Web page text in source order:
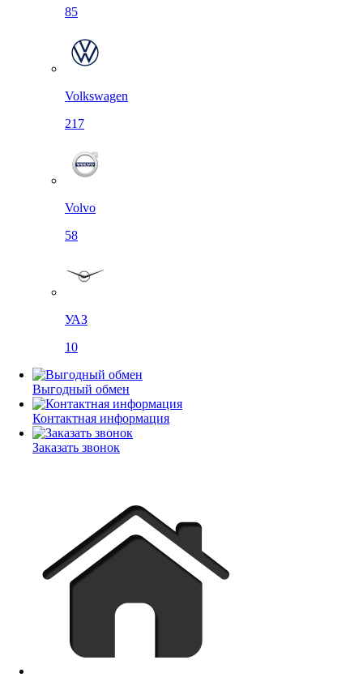
85
Volkswagen
217
Volvo
58
УАЗ
10
Выгодный обмен
Контактная информация
Заказать звонок